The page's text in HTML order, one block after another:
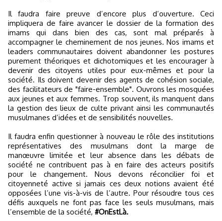
Il faudra faire preuve d’encore plus d’ouverture. Ceci
impliquera de faire avancer le dossier de la formation des
imams qui dans bien des cas, sont mal préparés à
accompagner le cheminement de nos jeunes. Nos imams et
leaders communautaires doivent abandonner les postures
purement théoriques et dichotomiques et les encourager à
devenir des citoyens utiles pour eux-mêmes et pour la
société. Ils doivent devenir des agents de cohésion sociale,
des facilitateurs de "faire-ensemble". Ouvrons les mosquées
aux jeunes et aux femmes. Trop souvent, ils manquent dans
la gestion des lieux de culte privant ainsi les communautés
musulmanes d’idées et de sensibilités nouvelles.
Il faudra enfin questionner à nouveau le rôle des institutions
représentatives des musulmans dont la marge de
manœuvre limitée et leur absence dans les débats de
société ne contribuent pas à en faire des acteurs positifs
pour le changement. Nous devons réconcilier foi et
citoyenneté active si jamais ces deux notions avaient été
opposées l’une vis-à-vis de l’autre. Pour résoudre tous ces
défis auxquels ne font pas face les seuls musulmans, mais
l’ensemble de la société, #OnEstLà.